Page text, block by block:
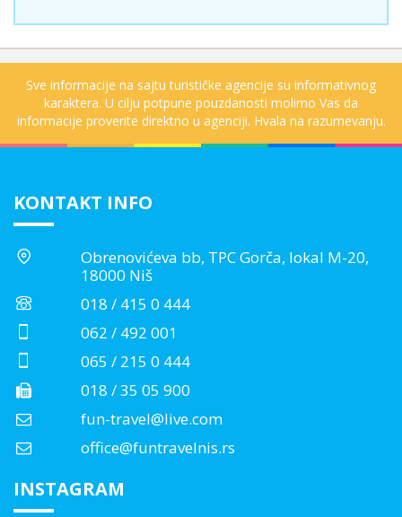
Sve informacije na sajtu turističke agencije su informativnog
karaktera. U cilju potpune pouzdanosti molimo Vas da
informacije proverite direktno u agenciji. Hvala na razumevanju.
KONTAKT INFO
Obrenovićeva bb, TPC Gorča, lokal M-20,
18000 Niš
018 / 415 0 444
062 / 492 001
065 / 215 0 444
018 / 35 05 900
fun-travel@live.com
office@funtravelnis.rs
INSTAGRAM